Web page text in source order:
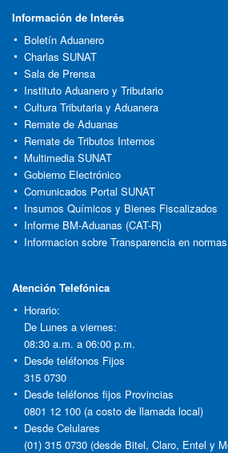
Información de Interés
Boletín Aduanero
Charlas SUNAT
Sala de Prensa
Instituto Aduanero y Tributario
Cultura Tributaria y Aduanera
Remate de Aduanas
Remate de Tributos Internos
Multimedia SUNAT
Gobierno Electrónico
Comunicados Portal SUNAT
Insumos Químicos y Bienes Fiscalizados
Informe BM-Aduanas (CAT-R)
Informacion sobre Transparencia en
Atención Telefónica
Horario:
De Lunes a viernes:
08:30 a.m. a 06:00 p.m.
Desde teléfonos Fijos
315 0730
Desde teléfonos fijos Provincias
0801 12 100 (a costo de llamada local)
Desde Celulares
(01) 315 0730 (desde Bitel, Claro, Entel y